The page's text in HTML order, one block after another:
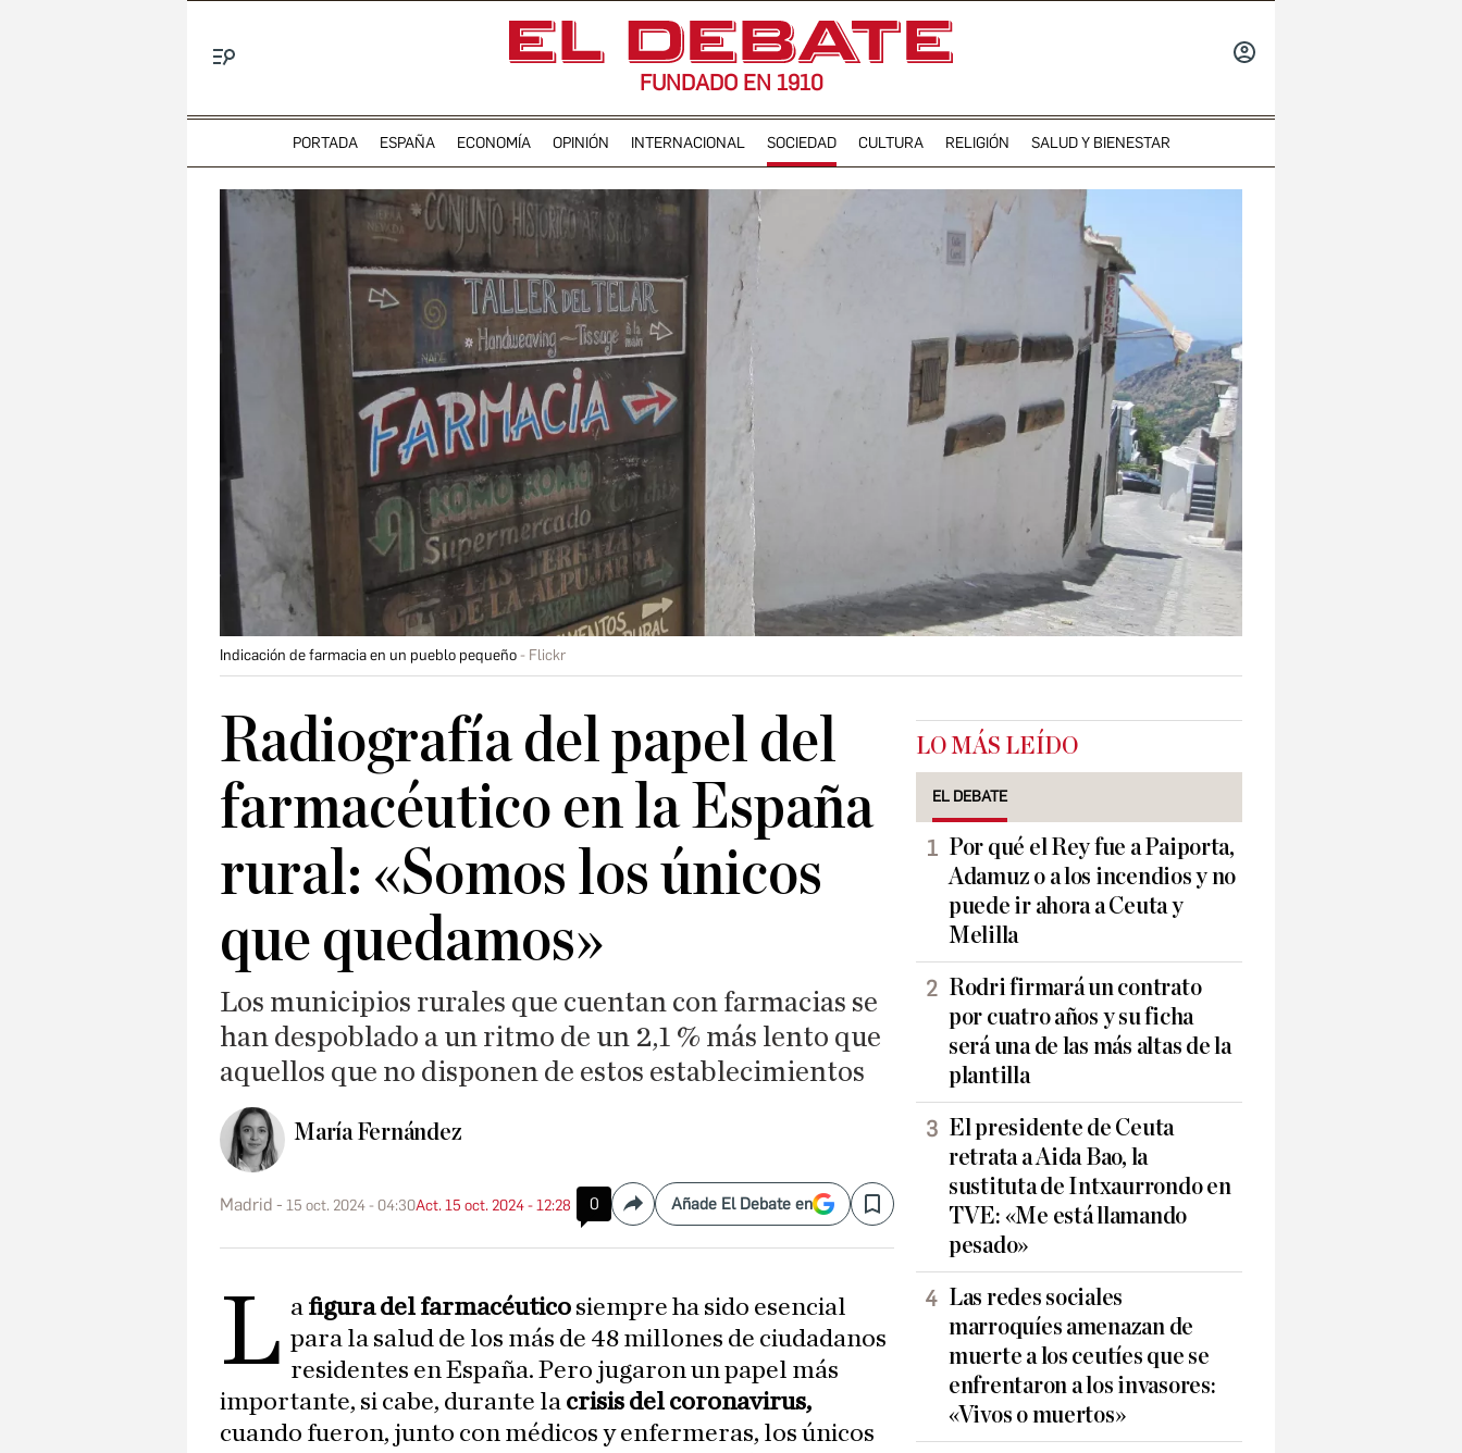
FUNDADO EN 1910
PORTADA ESPAÑA ECONOMÍA OPINIÓN INTERNACIONAL SOCIEDAD CULTURA RELIGIÓN SALUD Y BIENESTAR
Indicación de farmacia en un pueblo pequeño Flickr
Radiografía del papel del
farmacéutico en la España
rural: «Somos los únicos
que quedamos»
Los municipios rurales que cuentan con farmacias se
han despoblado a un ritmo de un 2,1 % más lento que
aquellos que no disponen de estos establecimientos
María Fernández
Madrid 15 oct. 2024 - 04:30Act. 15 oct. 2024 - 12:28 0 CompartirAñade El Debate en Save
L a figura del farmacéutico siempre ha sido esencial
para la salud de los más de 48 millones de ciudadanos
residentes en España. Pero jugaron un papel más
importante, si cabe, durante la crisis del coronavirus,
cuando fueron, junto con médicos y enfermeras, los únicos
LO MÁS LEÍDO
EL DEBATE
Por qué el Rey fue a Paiporta,
Adamuz o a los incendios y no
puede ir ahora a Ceuta y
Melilla
Rodri firmará un contrato
por cuatro años y su ficha
será una de las más altas de la
plantilla
El presidente de Ceuta
retrata a Aida Bao, la
sustituta de Intxaurrondo en
TVE: «Me está llamando
pesado»
Las redes sociales
marroquíes amenazan de
muerte a los ceutíes que se
enfrentaron a los invasores:
«Vivos o muertos»